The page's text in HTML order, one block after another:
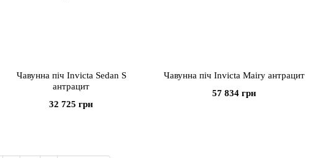
Чавунна піч Invicta Sedan S
антрацит
32 725 грн
Чавунна піч Invicta Mairy антрацит
57 834 грн